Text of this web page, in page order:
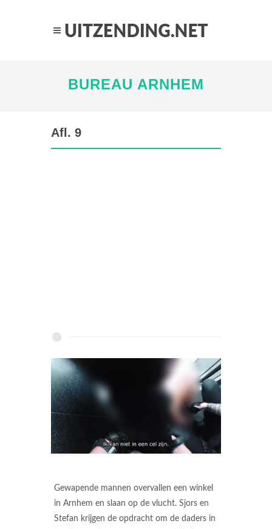
BUREAU ARNHEM
Afl. 9
Gewapende mannen overvallen een winkel
in Arnhem en slaan op de vlucht. Sjors en
Stefan krijgen de opdracht om de daders in